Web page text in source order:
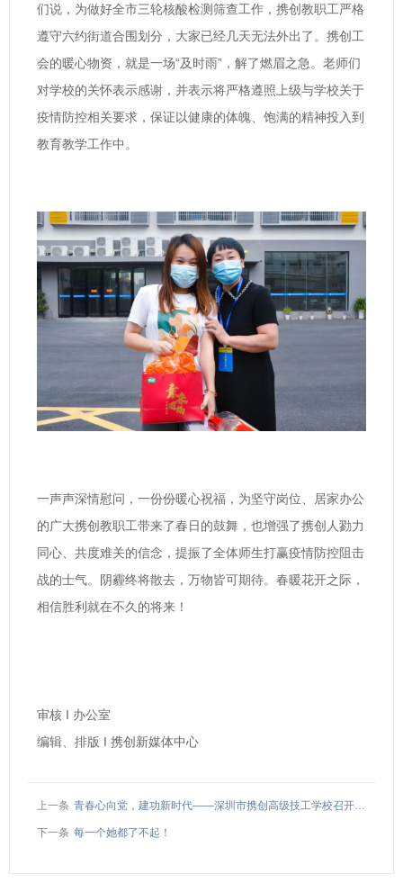
们说，为做好全市三轮核酸检测筛查工作，携创教职工严格
遵守六约街道合围划分，大家已经几天无法外出了。携创工
会的暖心物资，就是一场“及时雨”，解了燃眉之急。老师们
对学校的关怀表示感谢，并表示将严格遵照上级与学校关于
疫情防控相关要求，保证以健康的体魄、饱满的精神投入到
教育教学工作中。
一声声深情慰问，一份份暖心祝福，为坚守岗位、居家办公
的广大携创教职工带来了春日的鼓舞，也增强了携创人勠力
同心、共度难关的信念，提振了全体师生打赢疫情防控阻击
战的士气。阴霾终将散去，万物皆可期待。春暖花开之际，
相信胜利就在不久的将来！
审核 I 办公室
编辑、排版 I 携创新媒体中心
上一条 青春心向党，建功新时代——深圳市携创高级技工学校召开2022年五四表彰大会
下一条 每一个她都了不起！